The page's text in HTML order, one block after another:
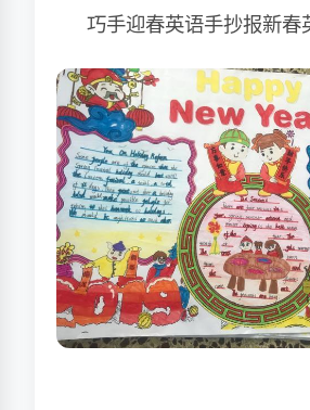
巧手迎春英语手抄报新春